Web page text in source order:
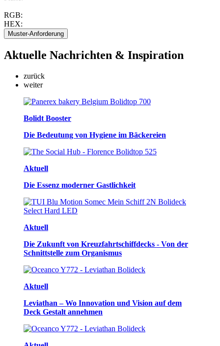
RGB:
HEX:
Aktuelle Nachrichten & Inspiration
zurück
weiter
Bolidt Booster
Die Bedeutung von Hygiene im Bäckereien
Aktuell
Die Essenz moderner Gastlichkeit
Aktuell
Die Zukunft von Kreuzfahrtschiffdecks - Von der
Schnittstelle zum Organismus
Aktuell
Leviathan – Wo Innovation und Vision auf dem
Deck Gestalt annehmen